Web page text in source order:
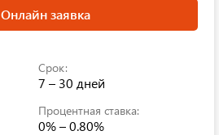
Онлайн заявка
Срок:
7 – 30 дней
Процентная ставка:
0% – 0.80%